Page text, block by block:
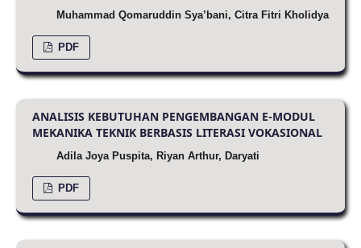
Muhammad Qomaruddin Sya’bani, Citra Fitri Kholidya
PDF
ANALISIS KEBUTUHAN PENGEMBANGAN E-MODUL
MEKANIKA TEKNIK BERBASIS LITERASI VOKASIONAL
Adila Joya Puspita, Riyan Arthur, Daryati
PDF